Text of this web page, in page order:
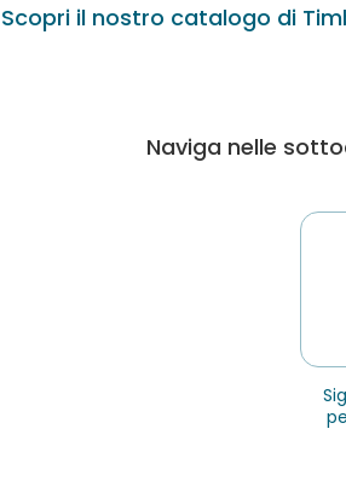
Scopri il nostro catalogo di
Naviga nelle
sigilli con iniziali